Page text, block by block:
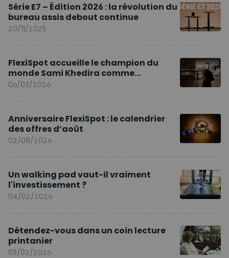
Série E7 – Édition 2026 : la révolution du
bureau assis debout continue
20/11/2025
FlexiSpot accueille le champion du
monde Sami Khedira comme
ambassadeur de la marque en Europe
06/03/2026
Anniversaire FlexiSpot : le calendrier
des offres d’août
02/08/2026
Un walking pad vaut-il vraiment
l'investissement ?
04/02/2026
Détendez-vous dans un coin lecture
printanier
03/02/2026